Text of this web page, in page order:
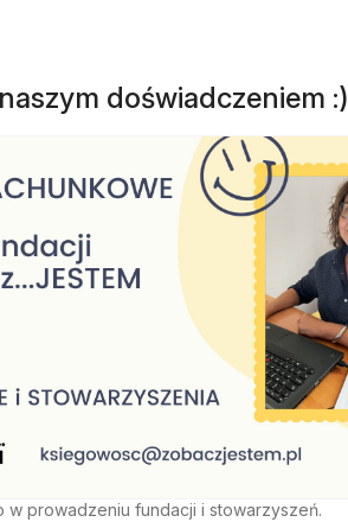
doświadczeniem :)
w prowadzeniu fundacji i stowarzyszeń.